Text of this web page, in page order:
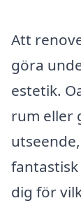
Att
göra
estetik.
rum eller
dig för